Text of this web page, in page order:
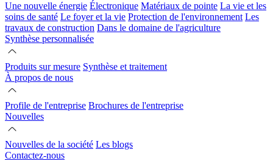
Une nouvelle énergie Électronique Matériaux de pointe La vie et les
soins de santé Le foyer et la vie Protection de l'environnement Les
travaux de construction Dans le domaine de l'agriculture
Synthèse personnalisée
Produits sur mesure Synthèse et traitement
À propos de nous
Profile de l'entreprise Brochures de l'entreprise
Nouvelles
Nouvelles de la société Les blogs
Contactez-nous